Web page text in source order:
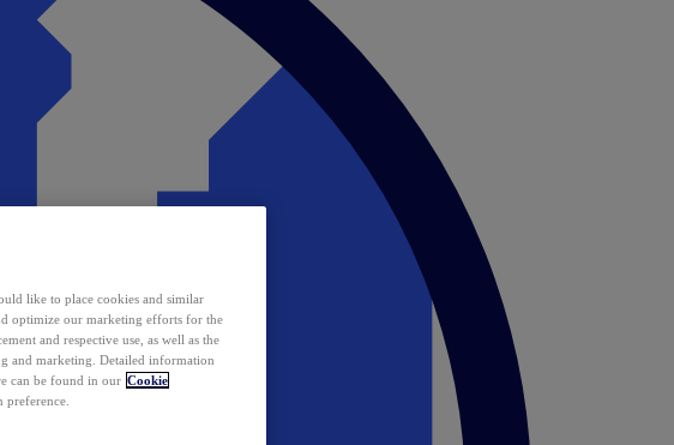
like to place cookies and similar
optimize our marketing efforts for the
and respective use, as well as the
and marketing. Detailed information
can be found in our Cookie
preference.